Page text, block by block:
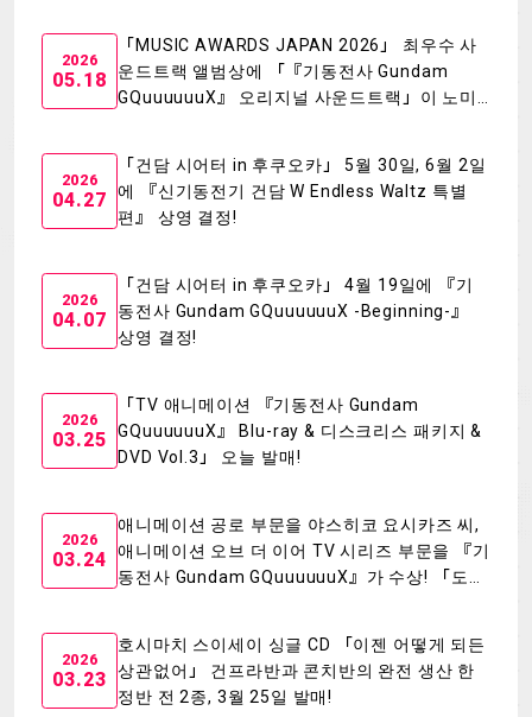
STREAMING STAFF&CAST
STORY CHARACTER
MECHA GOODS
GALLERY
THEATER
2026
05.18
「MUSIC AWARDS JAPAN 2026」 최우수 사
운드트랙 앨범상에 「『기동전사 Gundam
GQuuuuuuX』 오리지널 사운드트랙」이 노미
2026
04.27
「건담 시어터 in 후쿠오카」 5월 30일, 6월 2일
에 『신기동전기 건담 W Endless Waltz 특별
편』 상영 결정!
2026
04.07
「건담 시어터 in 후쿠오카」 4월 19일에 『기
동전사 Gundam GQuuuuuuX -Beginning-』
상영 결정!
2026
03.25
「TV 애니메이션 『기동전사 Gundam
GQuuuuuuX』 Blu-ray & 디스크리스 패키지 &
DVD Vol.3」 오늘 발매!
2026
03.24
애니메이션 공로 부문을 야스히코 요시카즈 씨,
애니메이션 오브 더 이어 TV 시리즈 부문을 『기
동전사 Gundam GQuuuuuuX』가 수상! 「도쿄
2026
03.23
호시마치 스이세이 싱글 CD 「이젠 어떻게 되든
상관없어」 건프라반과 콘치반의 완전 생산 한
정반 전 2종, 3월 25일 발매!